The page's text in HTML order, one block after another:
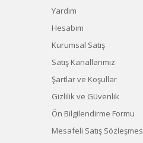
Yardım
Hesabım
Kurumsal Satış
Satış Kanallarımız
Şartlar ve Koşullar
Gizlilik ve Güvenlik
Ön Bilgilendirme Formu
Mesafeli Satış